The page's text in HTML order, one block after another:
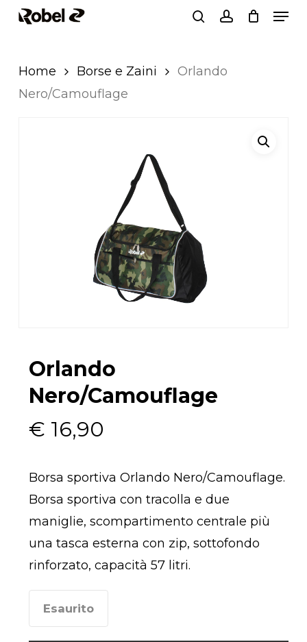
Skip
content
Home Borse e Zaini
Orlando
Nero/Camouflage
Orlando
Nero/Camouflage
€ 16,90
Borsa sportiva Orlando Nero/Camouflage.
Borsa sportiva con tracolla e due
maniglie, scompartimento centrale più
una tasca esterna con zip, sottofondo
rinforzato, capacità 57 litri.
Esaurito